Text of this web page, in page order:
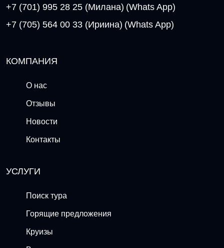
+7 (701) 995 28 25 (Милана) (Whats App)
+7 (705) 564 00 33 (Ириина) (Whats App)
КОМПАНИЯ
О нас
Отзывы
Новости
Контакты
УСЛУГИ
Поиск тура
Горящие предложения
Круизы